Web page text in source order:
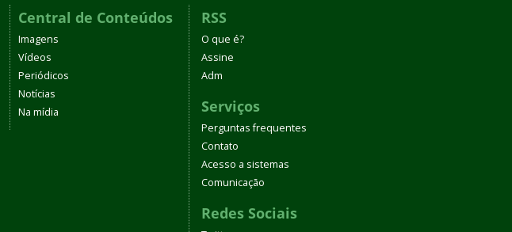
Central de Conteúdos
Imagens
Vídeos
Periódicos
Notícias
Na mídia
RSS
O que é?
Assine
Adm
Serviços
Perguntas frequentes
Contato
Acesso a sistemas
Comunicação
Redes Sociais